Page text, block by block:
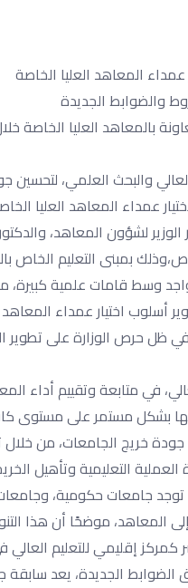
عمداء المعاهد العليا الخاصة
والبحث العلمي،
عمداء المعاهد العليا
لشؤون المعاهد،
بمبنى التعليم الخاص
وسط قامات علمية كبيرة،
أسلوب اختيار عمداء
في ظل حرص الوزارة على
في متابعة وتقييم
بشكل مستمر على مستوى
خريج الجامعات، من خلال
التعليمية وتأهيل
توجد جامعات حكومية،
المعاهد، موضحًا أن هذا
إقليمي للتعليم
الجديدة، يعد سابقة